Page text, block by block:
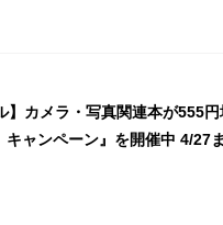
】カメラ・写真関連本が555
キャンペーン』を開催中 4/27